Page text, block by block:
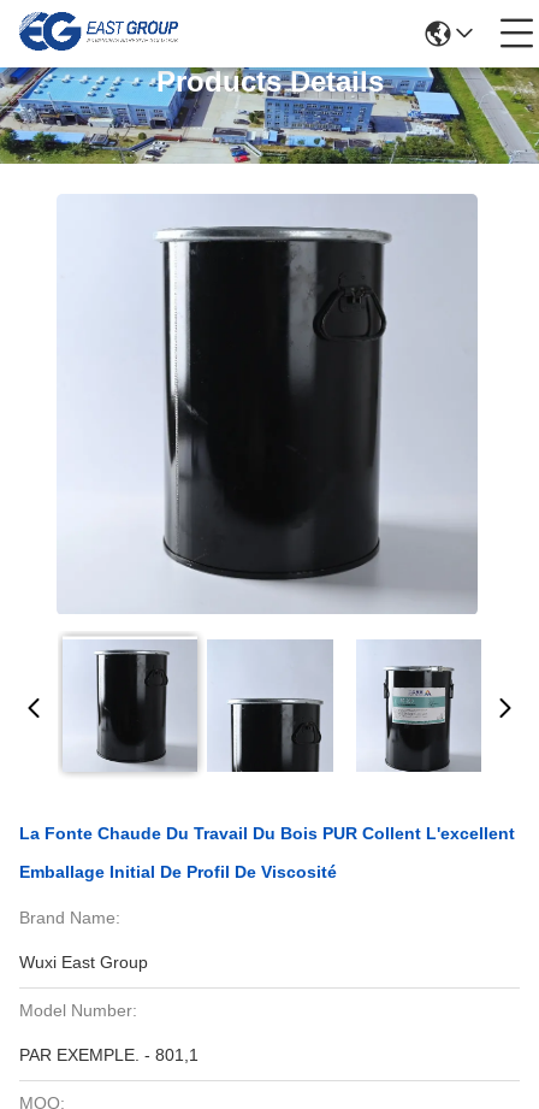
Products Details
La Fonte Chaude Du Travail Du Bois PUR Collent L'excellent
Emballage Initial De Profil De Viscosité
Brand Name:
Wuxi East Group
Model Number:
PAR EXEMPLE. - 801,1
MOQ: